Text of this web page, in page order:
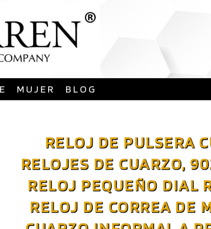
al
contenido
MUJER BLOG
RELOJ DE PULSERA
RELOJES DE CUARZO,
RELOJ PEQUEÑO DIAL
RELOJ DE CORREA DE